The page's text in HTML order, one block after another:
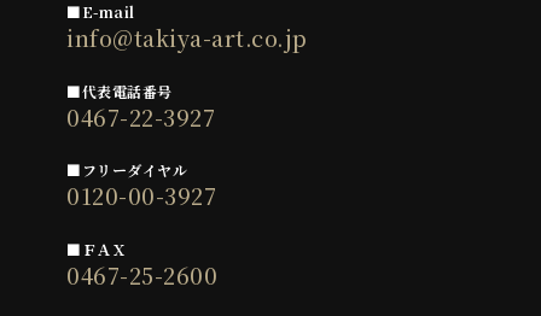
■E-mail
info@takiya-art.co.jp
■代表電話番号
0467-22-3927
■フリーダイヤル
0120-00-3927
■ＦＡＸ
0467-25-2600